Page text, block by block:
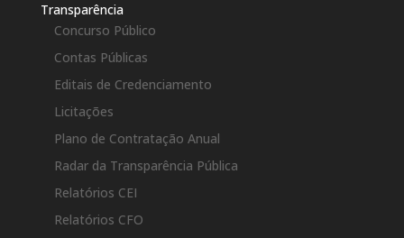
Transparência
Concurso Público
Contas Públicas
Editais de Credenciamento
Licitações
Plano de Contratação Anual
Radar da Transparência Pública
Relatórios CEI
Relatórios CFO